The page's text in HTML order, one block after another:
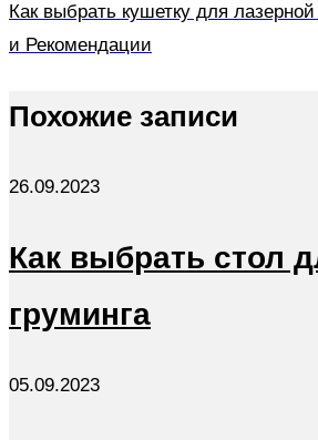
Как выбрать кушетку для
и Рекомендации
Похожие записи
26.09.2023
Как выбрать стол
груминга
05.09.2023